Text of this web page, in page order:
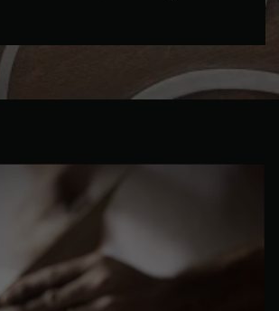
PARQUET FUMÉ
conseillers sont disponibles au
0805 82 82 82